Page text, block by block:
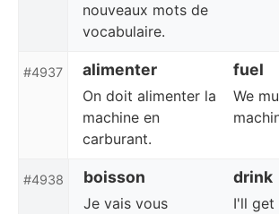
nouveaux mots de
vocabulaire.
#4937 alimenter fuel
On doit alimenter la
machine en
carburant.
We
#4938 boisson drink
Je vais vous
I'll get